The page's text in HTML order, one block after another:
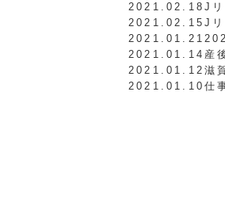
2021.02.18 J
2021.02.15 J
2021.01.21
2021.01.14 産
2021.01.12 滋
2021.01.10 仕